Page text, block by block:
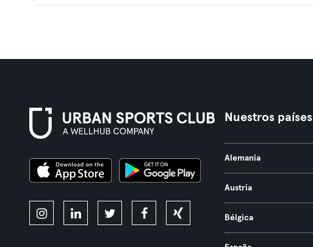
Nuestros países
Alemania
Austria
Bélgica